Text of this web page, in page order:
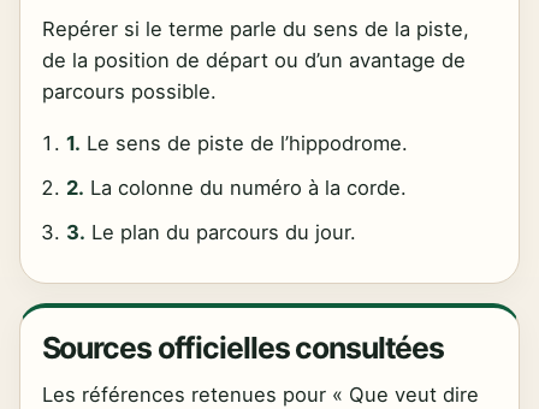
Repérer si le terme parle du sens de la piste,
de la position de départ ou d’un avantage de
parcours possible.
1. Le sens de piste de l’hippodrome.
2. La colonne du numéro à la corde.
3. Le plan du parcours du jour.
Sources officielles consultées
Les références retenues pour « Que veut dire